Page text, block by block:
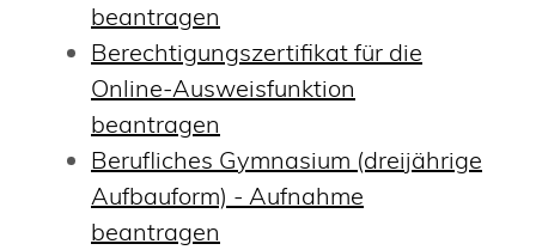
beantragen
Berechtigungszertifikat für die
Online-Ausweisfunktion
beantragen
Berufliches Gymnasium (dreijährige
Aufbauform) - Aufnahme
beantragen